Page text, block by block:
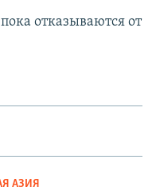
отказываются от
АЗИЯ